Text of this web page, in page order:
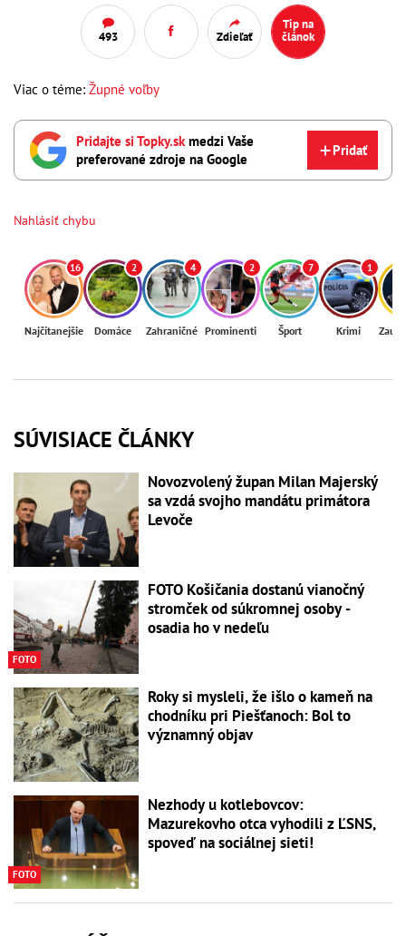
493 Zdieľať
Tip na
článok
Viac o téme: Župné voľby
Pridajte si Topky.skmedzi Vaše
preferované zdroje na Google
Pridať
Nahlásiť chybu
16
Najčítanejšie
2
Domáce
4
Zahraničné
2
Prominenti
7
Šport
1
Krimi
SÚVISIACE ČLÁNKY
Novozvolený župan Milan Majerský
sa vzdá svojho mandátu primátora
Levoče
FOTO
FOTO Košičania dostanú vianočný
stromček od súkromnej osoby -
osadia ho v nedeľu
Roky si mysleli, že išlo o kameň na
chodníku pri Piešťanoch: Bol to
významný objav
FOTO
Nezhody u kotlebovcov:
Mazurekovho otca vyhodili z ĽSNS,
spoveď na sociálnej sieti!